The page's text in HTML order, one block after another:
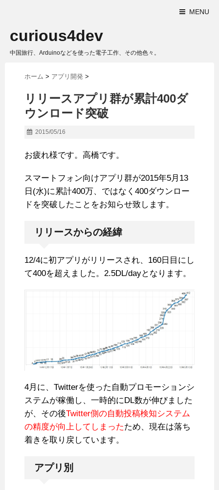
MENU
curious4dev
中国旅行、Arduinoなどを使った電子工作、その他色々。
ホーム > アプリ開発 >
リリースアプリ群が累計400ダ
ウンロード突破
2015/05/16
お疲れ様です。高橋です。
スマートフォン向けアプリ群が2015年5月13
日(水)に累計400万、ではなく400ダウンロー
ドを突破したことをお知らせ致します。
リリースからの経緯
12/4に初アプリがリリースされ、160日目にし
て400を超えました。2.5DL/dayとなります。
4月に、Twitterを使った自動プロモーションシ
ステムが稼働し、一時的にDL数が伸びました
が、その後Twitter側の自動投稿検知システム
の精度が向上してしまったため、現在は落ち
着きを取り戻しています。
アプリ別